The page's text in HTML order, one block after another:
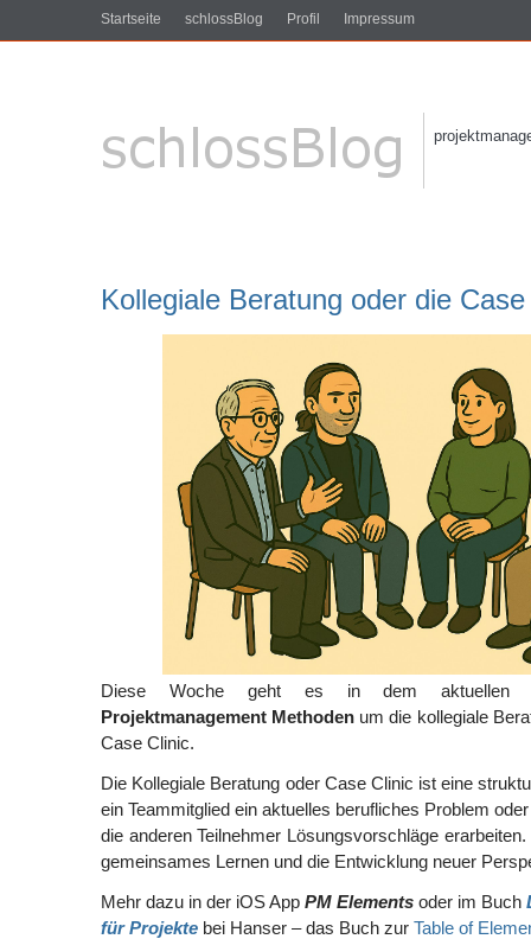
Startseite schlossBlog Profil Impressum
Kollegiale Beratung oder die
Diese Woche geht es in dem aktuellen
Projektmanagement Methoden um die kollegiale
Case Clinic.
Die Kollegiale Beratung oder Case Clinic ist eine
ein Teammitglied ein aktuelles berufliches Problem
die anderen Teilnehmer Lösungsvorschläge
gemeinsames Lernen und die Entwicklung neuer
Mehr dazu in der iOS App PM Elements oder im Buch
für Projekte bei Hanser – das Buch zur Table of